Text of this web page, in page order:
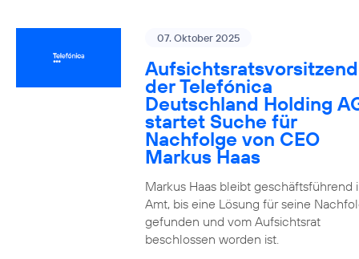
07. Oktober 2025
der Telefónica
Deutschland Holding
startet Suche für
Nachfolge von CEO
Markus Haas
Markus Haas bleibt geschäftsführend
Amt, bis eine Lösung für seine
gefunden und vom Aufsichtsrat
beschlossen worden ist.